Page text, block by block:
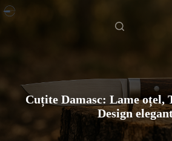
Sari
laAcasă
Cuțite Damasc: Lame oțel,
Design